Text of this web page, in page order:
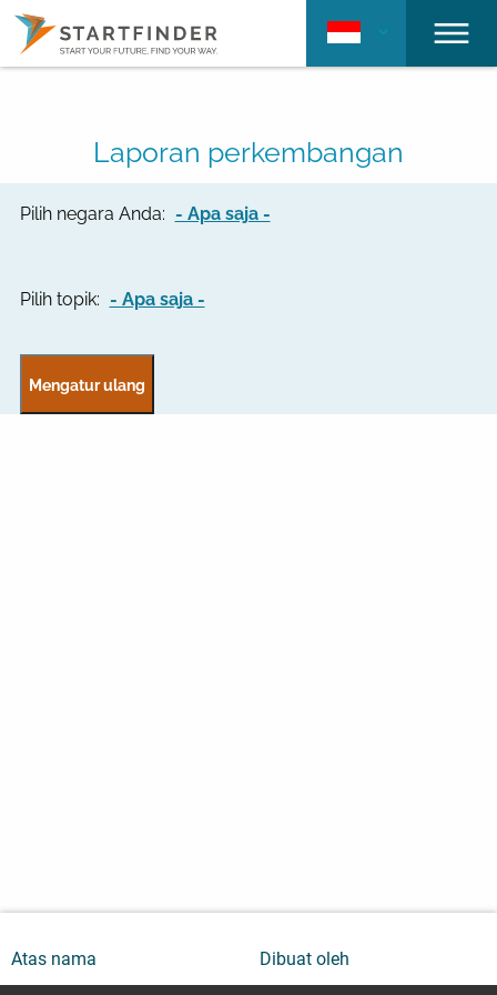
Laporan perkembangan
Pilih negara Anda: - Apa saja -
Pilih topik: - Apa saja -
Atas nama Dibuat oleh